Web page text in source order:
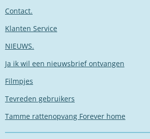
Contact.
Klanten Service
NIEUWS.
Ja ik wil een nieuwsbrief ontvangen
Filmpjes
Tevreden gebruikers
Tamme rattenopvang Forever home